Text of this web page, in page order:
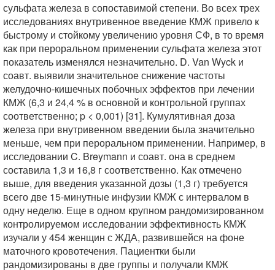
сульфата железа в сопоставимой степени. Во всех трех
исследованиях внутривенное введение КМЖ привело к
быстрому и стойкому увеличению уровня СФ, в то время
как при пероральном применении сульфата железа этот
показатель изменялся незначительно. D. Van Wyck и
соавт. выявили значительное снижение частоты
желудочно-кишечных побочных эффектов при лечении
КМЖ (6,3 и 24,4 % в основной и контрольной группах
соответственно; p < 0,001) [31]. Кумулятивная доза
железа при внутривенном введении была значительно
меньше, чем при пероральном применении. Например, в
исследовании C. Breymann и соавт. она в среднем
составила 1,3 и 16,8 г соответственно. Как отмечено
выше, для введения указанной дозы (1,3 г) требуется
всего две 15-минутные инфузии КМЖ с интервалом в
одну неделю. Еще в одном крупном рандомизированном
контролируемом исследовании эффективность КМЖ
изучали у 454 женщин с ЖДА, развившейся на фоне
маточного кровотечения. Пациентки были
рандомизированы в две группы и получали КМЖ